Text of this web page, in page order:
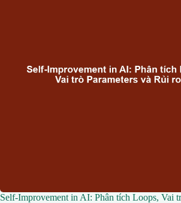
Self-Improvement in AI: Phân tích Loops, Vai